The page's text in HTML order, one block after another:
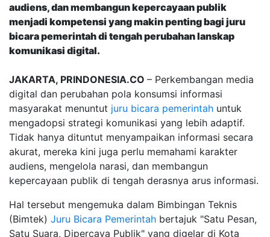
audiens, dan membangun kepercayaan publik
menjadi kompetensi yang makin penting bagi juru
bicara pemerintah di tengah perubahan lanskap
komunikasi digital.
JAKARTA, PRINDONESIA.CO – Perkembangan media
digital dan perubahan pola konsumsi informasi
masyarakat menuntut juru bicara pemerintah untuk
mengadopsi strategi komunikasi yang lebih adaptif.
Tidak hanya dituntut menyampaikan informasi secara
akurat, mereka kini juga perlu memahami karakter
audiens, mengelola narasi, dan membangun
kepercayaan publik di tengah derasnya arus informasi.
Hal tersebut mengemuka dalam Bimbingan Teknis
(Bimtek) Juru Bicara Pemerintah bertajuk "Satu Pesan,
Satu Suara, Dipercaya Publik" yang digelar di Kota